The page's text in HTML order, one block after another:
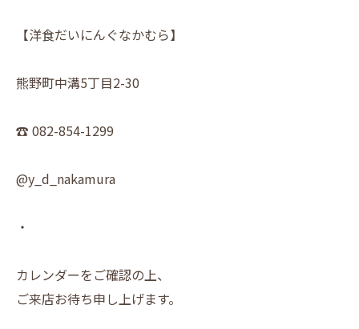
【洋食だいにんぐなかむら】
熊野町中溝5丁目2-30
☎︎ 082-854-1299
@y_d_nakamura
・
カレンダーをご確認の上、
ご来店お待ち申し上げます。